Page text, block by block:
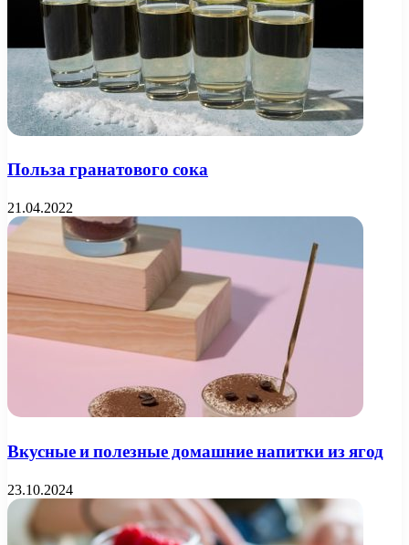
Польза гранатового сока
21.04.2022
Вкусные и полезные домашние напитки из ягод
23.10.2024